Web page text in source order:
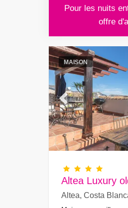
Pour les nuits
offre
MAISON
Previous
Altea Luxury
Altea, Costa